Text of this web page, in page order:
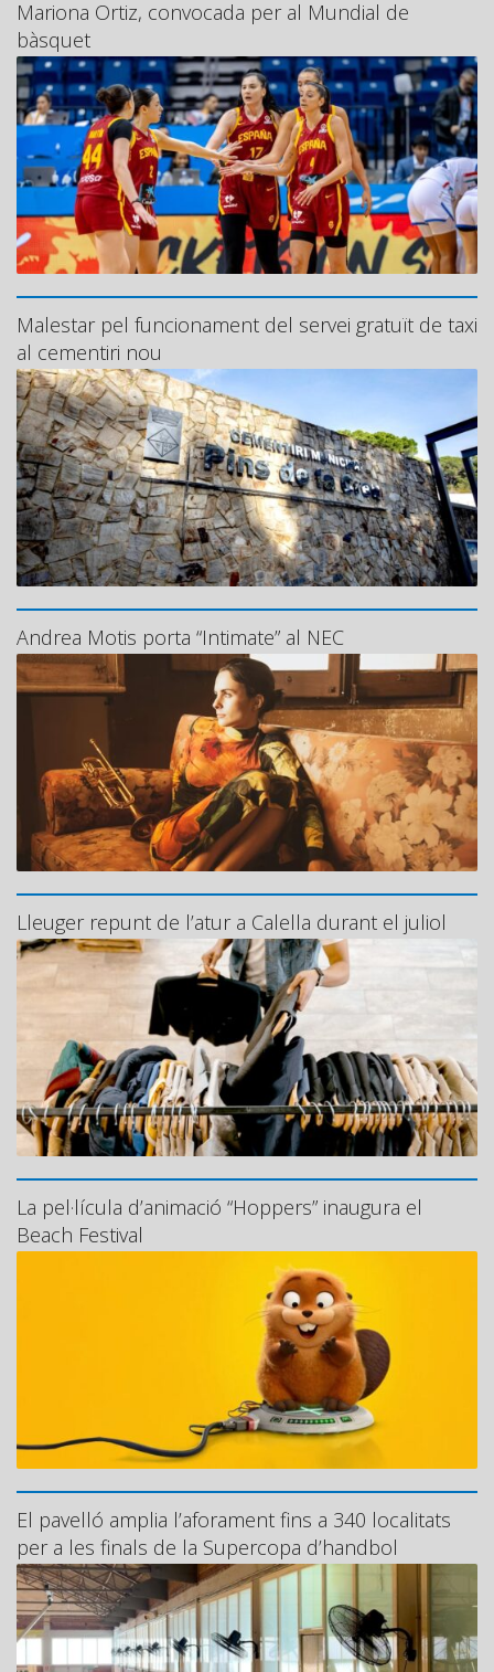
Mariona Ortiz, convocada per al Mundial de
bàsquet
Malestar pel funcionament del servei gratuït de taxi
al cementiri nou
Andrea Motis porta “Intimate” al NEC
Lleuger repunt de l’atur a Calella durant el juliol
La pel·lícula d’animació “Hoppers” inaugura el
Beach Festival
El pavelló amplia l’aforament fins a 340 localitats
per a les finals de la Supercopa d’handbol